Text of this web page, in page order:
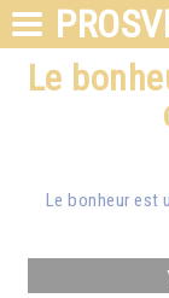
Le
Le bonheur est